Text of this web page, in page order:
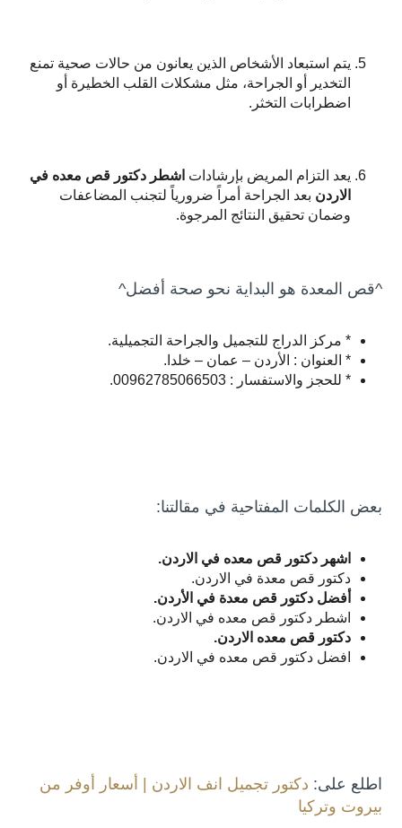
يتم استبعاد الأشخاص الذين يعانون من حالات صحية تمنع
التخدير أو الجراحة، مثل مشكلات القلب الخطيرة أو
اضطرابات التخثر.
يعد التزام المريض بإرشادات اشطر دكتور قص معده في
الاردن بعد الجراحة أمراً ضرورياً لتجنب المضاعفات
وضمان تحقيق النتائج المرجوة.
^قص المعدة هو البداية نحو صحة أفضل^
* مركز الدراج للتجميل والجراحة التجميلية.
* العنوان : الأردن – عمان – خلدا.
* للحجز والاستفسار : 00962785066503.
بعض الكلمات المفتاحية في مقالتنا:
اشهر دكتور قص معده في الاردن.
دكتور قص معدة في الاردن.
أفضل دكتور قص معدة في الأردن.
اشطر دكتور قص معده في الاردن.
دكتور قص معده الاردن.
افضل دكتور قص معده في الاردن.
اطلع على: دكتور تجميل انف الاردن | أسعار أوفر من
بيروت وتركيا